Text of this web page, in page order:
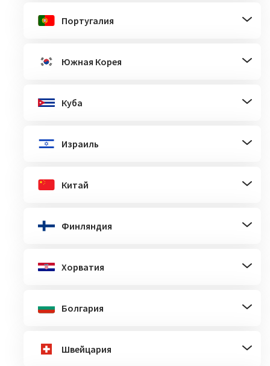
Португалия
Южная Корея
Куба
Израиль
Китай
Финляндия
Хорватия
Болгария
Швейцария